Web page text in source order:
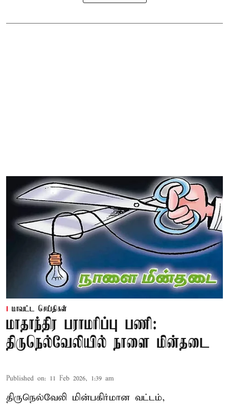
மாவட்ட செய்திகள்
மாதாந்திர பராமரிப்பு பணி:
திருநெல்வேலியில் நாளை மின்தடை
Published on: 11 Feb 2026, 1:39 am
திருநெல்வேலி மின்பகிர்மான வட்டம்,